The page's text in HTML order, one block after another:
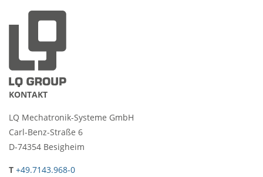
KONTAKT
LQ Mechatronik-Systeme GmbH
Carl-Benz-Straße 6
D-74354 Besigheim
T +49.7143.968-0